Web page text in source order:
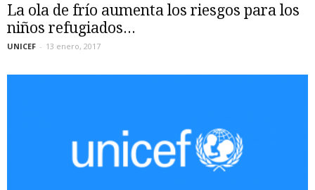
La ola de frío aumenta los riesgos para los
niños refugiados...
UNICEF - 13 enero, 2017